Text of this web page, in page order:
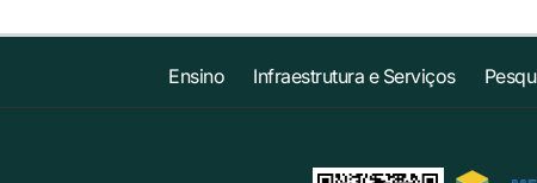
Ensino Infraestrutura e Serviços